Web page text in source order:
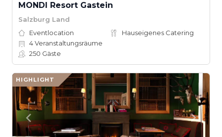
MONDI Resort Gastein
Salzburg Land
Eventlocation
Hauseigenes Catering
4Veranstaltungsräume
250 Gäste
HIGHLIGHT